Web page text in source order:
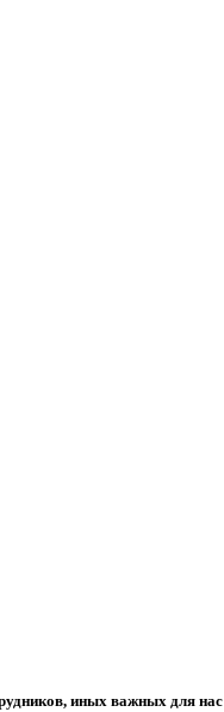
иных важных для